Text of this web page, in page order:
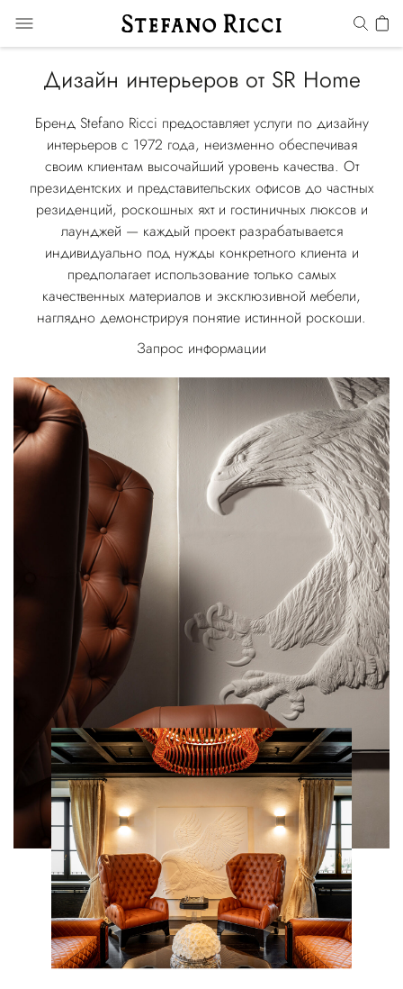
Дизайн интерьеров от SR Home
Бренд Stefano Ricci предоставляет услуги по дизайну
интерьеров с 1972 года, неизменно обеспечивая
своим клиентам высочайший уровень качества. От
президентских и представительских офисов до частных
резиденций, роскошных яхт и гостиничных люксов и
лаунджей — каждый проект разрабатывается
индивидуально под нужды конкретного клиента и
предполагает использование только самых
качественных материалов и эксклюзивной мебели,
наглядно демонстрируя понятие истинной роскоши.
Запрос информации